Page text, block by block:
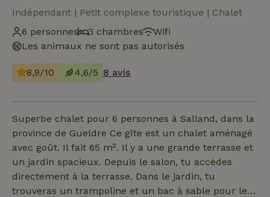
Indépendant | Petit complexe touristique | Chalet
6 personnes
3 chambres
Wifi
Les animaux ne sont pas autorisés
8,9/10 4,6/5 8 avis
Superbe chalet pour 6 personnes à Salland, dans la
province de Gueldre Ce gîte est un chalet aménagé
avec goût. Il fait 65 m². Il y a une grande terrasse et
un jardin spacieux. Depuis le salon, tu accèdes
directement à la terrasse. Dans le jardin, tu
trouveras un trampoline et un bac à sable pour les